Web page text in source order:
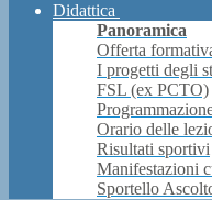
Didattica
Panoramica
Offerta
I progetti degli
FSL (ex PCTO)
Orario delle
Risultati sportivi
Manifestazioni
Sportello